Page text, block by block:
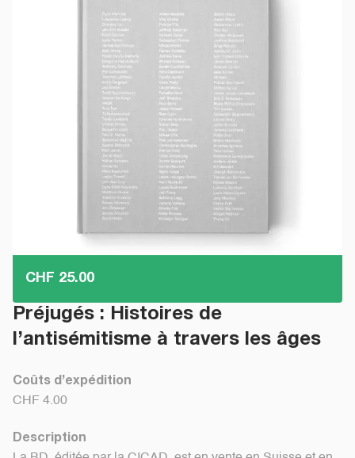
CHF 25.00
Préjugés : Histoires de
l’antisémitisme à travers les âges
Coûts d’expédition
CHF 4.00
Description